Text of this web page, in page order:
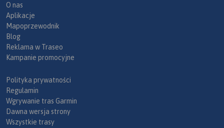
O nas
Aplikacje
Mapoprzewodnik
Blog
Reklama w Traseo
Kampanie promocyjne
Polityka prywatności
Regulamin
Wgrywanie tras Garmin
Dawna wersja strony
Wszystkie trasy